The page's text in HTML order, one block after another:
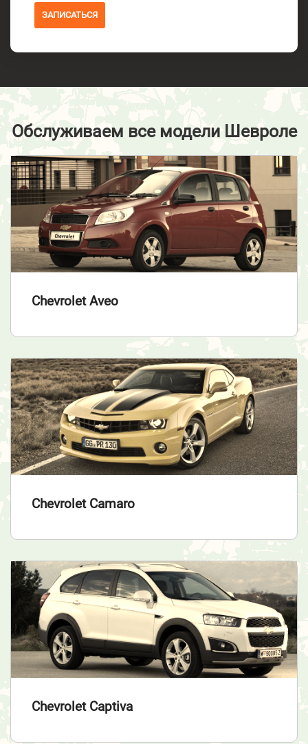
ЗАПИСАТЬСЯ
Обслуживаем все модели Шевроле
Chevrolet Aveo
Chevrolet Camaro
Chevrolet Captiva